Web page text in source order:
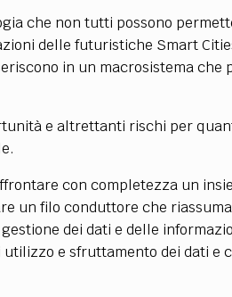
che non tutti possono
delle futuristiche Smart
in un macrosistema che
e altrettanti rischi per
con completezza un
un filo conduttore che
dei dati e delle
utilizzo e sfruttamento dei dati e